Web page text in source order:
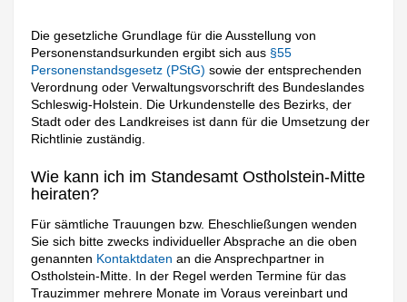
Die gesetzliche Grundlage für die Ausstellung von
Personenstandsurkunden ergibt sich aus §55
Personenstandsgesetz (PStG)sowie der entsprechenden
Verordnung oder Verwaltungsvorschrift des Bundeslandes
Schleswig-Holstein. Die Urkundenstelle des Bezirks, der
Stadt oder des Landkreises ist dann für die Umsetzung der
Richtlinie zuständig.
Wie kann ich im Standesamt Ostholstein-Mitte
heiraten?
Für sämtliche Trauungen bzw. Eheschließungen wenden
Sie sich bitte zwecks individueller Absprache an die oben
genannten Kontaktdaten an die Ansprechpartner in
Ostholstein-Mitte. In der Regel werden Termine für das
Trauzimmer mehrere Monate im Voraus vereinbart und